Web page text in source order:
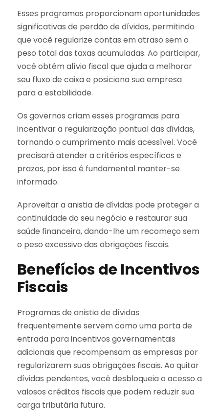
Esses programas proporcionam oportunidades
significativas de perdão de dívidas, permitindo
que você regularize contas em atraso sem o
peso total das taxas acumuladas. Ao participar,
você obtém alívio fiscal que ajuda a melhorar
seu fluxo de caixa e posiciona sua empresa
para a estabilidade.
Os governos criam esses programas para
incentivar a regularização pontual das dívidas,
tornando o cumprimento mais acessível. Você
precisará atender a critérios específicos e
prazos, por isso é fundamental manter-se
informado.
Aproveitar a anistia de dívidas pode proteger a
continuidade do seu negócio e restaurar sua
saúde financeira, dando-lhe um recomeço sem
o peso excessivo das obrigações fiscais.
Benefícios de Incentivos
Fiscais
Programas de anistia de dívidas
frequentemente servem como uma porta de
entrada para incentivos governamentais
adicionais que recompensam as empresas por
regularizarem suas obrigações fiscais. Ao quitar
dívidas pendentes, você desbloqueia o acesso a
valosos créditos fiscais que podem reduzir sua
carga tributária futura.